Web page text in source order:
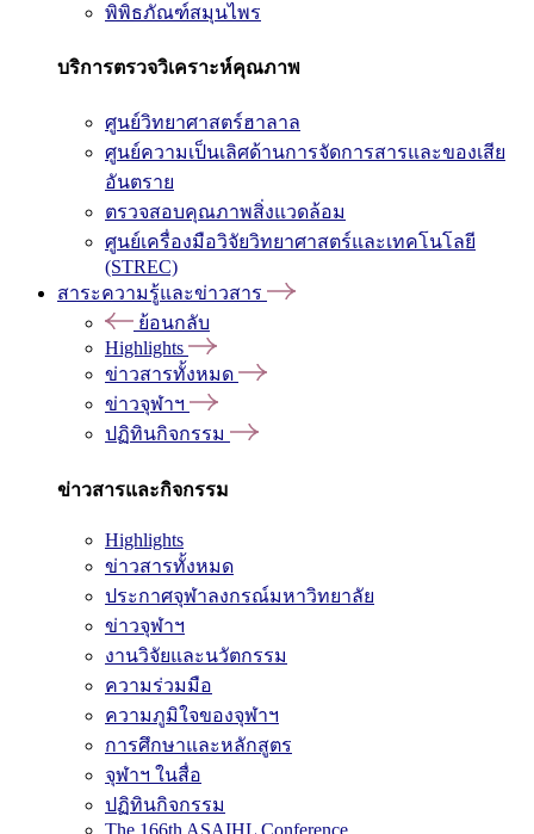
พิพิธภัณฑ์สมุนไพร
บริการตรวจวิเคราะห์คุณภาพ
ศูนย์วิทยาศาสตร์ฮาลาล
ศูนย์ความเป็นเลิศด้านการจัดการสารและของเสีย
อันตราย
ตรวจสอบคุณภาพสิ่งแวดล้อม
ศูนย์เครื่องมือวิจัยวิทยาศาสตร์และเทคโนโลยี
(STREC)
สาระความรู้และข่าวสาร
ย้อนกลับ
Highlights
ข่าวสารทั้งหมด
ข่าวจุฬาฯ
ปฏิทินกิจกรรม
ข่าวสารและกิจกรรม
Highlights
ข่าวสารทั้งหมด
ประกาศจุฬาลงกรณ์มหาวิทยาลัย
ข่าวจุฬาฯ
งานวิจัยและนวัตกรรม
ความร่วมมือ
ความภูมิใจของจุฬาฯ
การศึกษาและหลักสูตร
จุฬาฯ ในสื่อ
ปฏิทินกิจกรรม
The 166th ASAIHL Conference